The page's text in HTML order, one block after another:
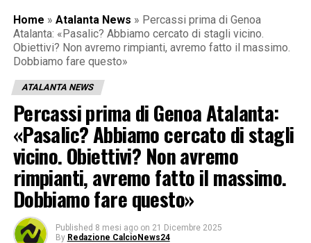
Home » Atalanta News » Percassi prima di Genoa
Atalanta: «Pasalic? Abbiamo cercato di stagli vicino.
Obiettivi? Non avremo rimpianti, avremo fatto il massimo.
Dobbiamo fare questo»
ATALANTA NEWS
Percassi prima di Genoa Atalanta:
«Pasalic? Abbiamo cercato di stagli
vicino. Obiettivi? Non avremo
rimpianti, avremo fatto il massimo.
Dobbiamo fare questo»
Published 8 mesi ago on 21 Dicembre 2025
By Redazione CalcioNews24